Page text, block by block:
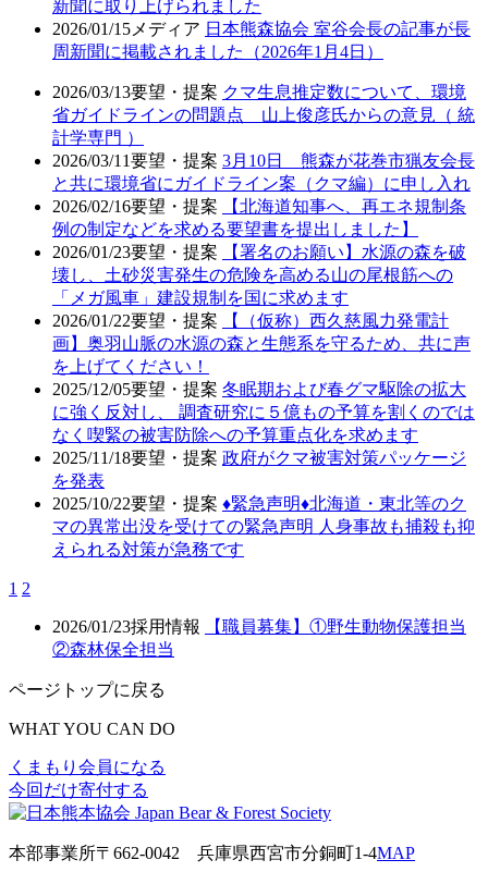
新聞に取り上げられました
2026/01/15 メディア 日本熊森協会 室谷会長の記事が長
周新聞に掲載されました（2026年1月4日）
2026/03/13要望・提案 クマ生息推定数について、環境
省ガイドラインの問題点 山上俊彦氏からの意見（ 統
計学専門 ）
2026/03/11要望・提案 3月10日 熊森が花巻市猟友会長
と共に環境省にガイドライン案（クマ編）に申し入れ
2026/02/16要望・提案
【北海道知事へ、再エネ規制条
例の制定などを求める要望書を提出しました】
2026/01/23要望・提案
【署名のお願い】水源の森を破
壊し、土砂災害発生の危険を高める山の尾根筋への
「メガ風車」建設規制を国に求めます
2026/01/22要望・提案
【（仮称）西久慈風力発電計
画】奥羽山脈の水源の森と生態系を守るため、共に声
を上げてください！
2025/12/05要望・提案 冬眠期および春グマ駆除の拡大
に強く反対し、 調査研究に５億もの予算を割くのでは
なく喫緊の被害防除への予算重点化を求めます
2025/11/18要望・提案 政府がクマ被害対策パッケージ
を発表
2025/10/22要望・提案 ♦️緊急声明♦️北海道・東北等のク
マの異常出没を受けての緊急声明 人身事故も捕殺も抑
えられる対策が急務です
1 2
2026/01/23採用情報
【職員募集】①野生動物保護担当
②森林保全担当
ページトップに戻る
WHAT YOU CAN DO
くまもり会員になる
今回だけ寄付する
本部事業所〒662-0042 兵庫県西宮市分銅町1-4MAP